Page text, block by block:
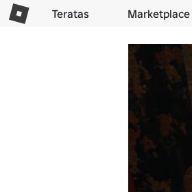
Teratas Marketplace